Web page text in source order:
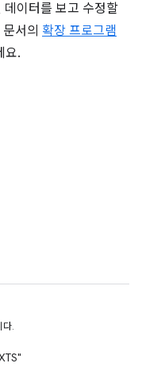
이터를 보고 수정할
서의 확장 프로그램
요.
다.